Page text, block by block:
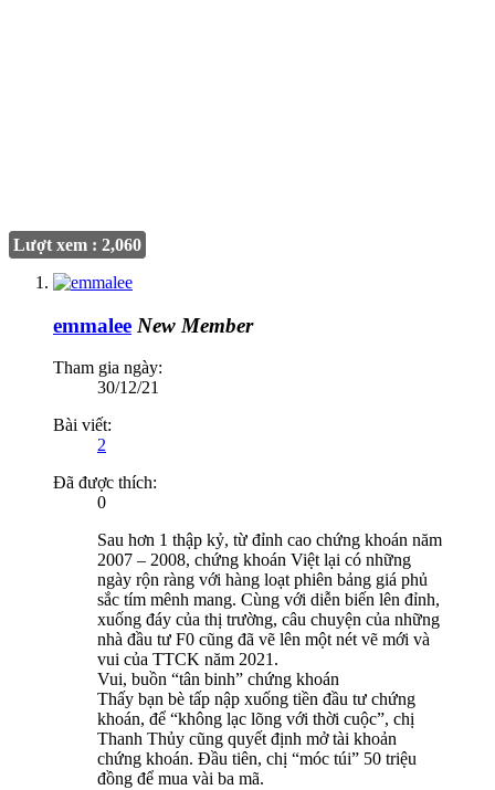
Lượt xem : 2,060
emmalee New Member
Tham gia ngày:
30/12/21
Bài viết:
2
Đã được thích:
0
Sau hơn 1 thập kỷ, từ đỉnh cao chứng khoán năm
2007 – 2008, chứng khoán Việt lại có những
ngày rộn ràng với hàng loạt phiên bảng giá phủ
sắc tím mênh mang. Cùng với diễn biến lên đỉnh,
xuống đáy của thị trường, câu chuyện của những
nhà đầu tư F0 cũng đã vẽ lên một nét vẽ mới và
vui của TTCK năm 2021.
Vui, buồn “tân binh” chứng khoán
Thấy bạn bè tấp nập xuống tiền đầu tư chứng
khoán, để “không lạc lõng với thời cuộc”, chị
Thanh Thủy cũng quyết định mở tài khoản
chứng khoán. Đầu tiên, chị “móc túi” 50 triệu
đồng để mua vài ba mã.